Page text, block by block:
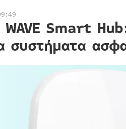
Smart
συστήματα